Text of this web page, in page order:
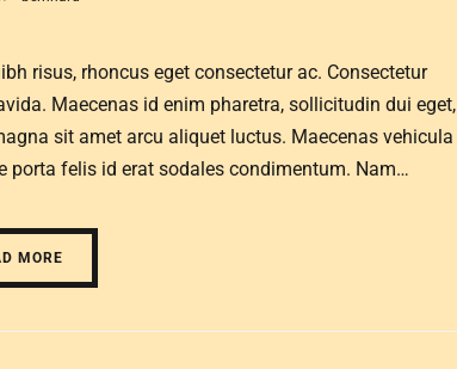
risus, rhoncus eget consectetur ac. Consectetur
Maecenas id enim pharetra, sollicitudin dui eget,
sit amet arcu aliquet luctus. Maecenas vehicula
porta felis id erat sodales condimentum. Nam…
MORE